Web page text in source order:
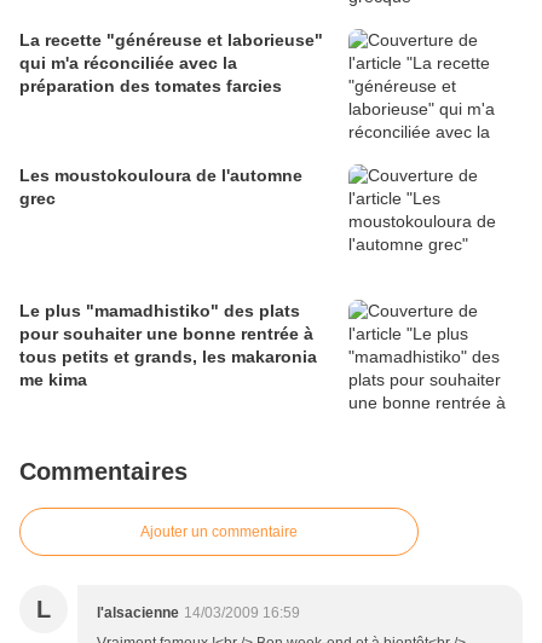
La recette "généreuse et laborieuse"
qui m'a réconciliée avec la
préparation des tomates farcies
Les moustokouloura de l'automne
grec
Le plus "mamadhistiko" des plats
pour souhaiter une bonne rentrée à
tous petits et grands, les makaronia
me kima
Commentaires
Ajouter un commentaire
L l'alsacienne 14/03/2009 16:59